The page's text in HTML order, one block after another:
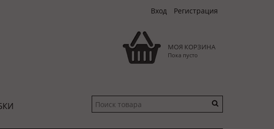
Вход Регистрация
МОЯ КОРЗИНА
Пока пусто